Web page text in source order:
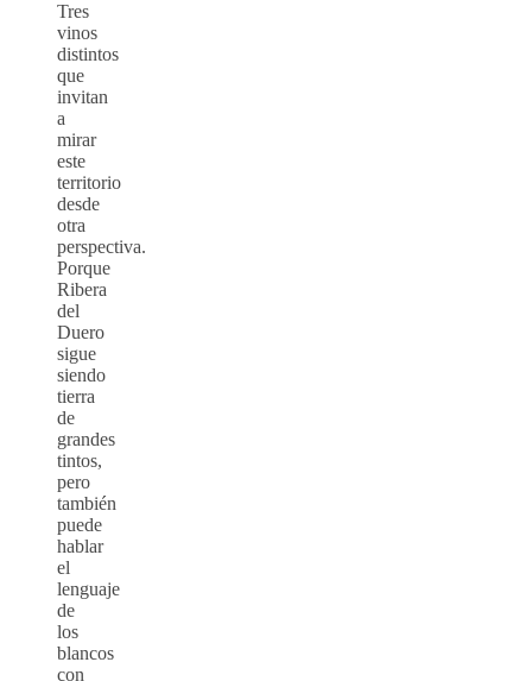
Tres
vinos
distintos
que
invitan
a
mirar
este
territorio
desde
otra
perspectiva.
Porque
Ribera
del
Duero
sigue
siendo
tierra
de
grandes
tintos,
pero
también
puede
hablar
el
lenguaje
de
los
blancos
con